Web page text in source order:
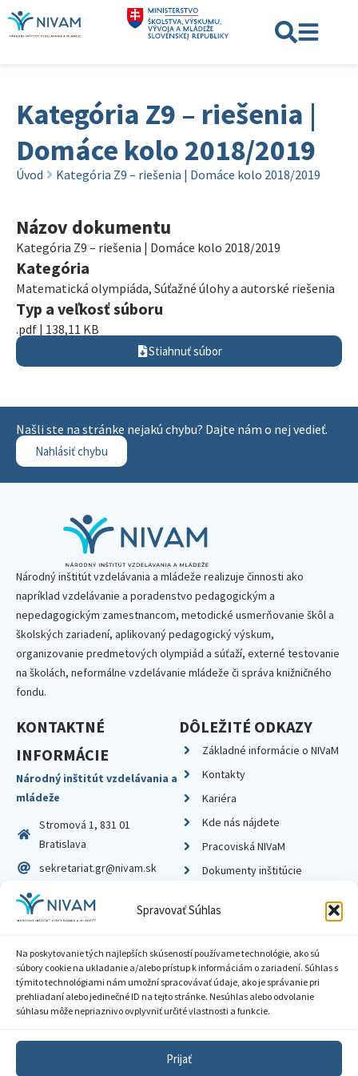
Spravovať Súhlas
Na poskytovanie tých najlepších skúseností používame technológie, ako sú
súbory cookie na ukladanie a/alebo prístup k informáciám o zariadení. Súhlas s
týmito technológiami nám umožní spracovávať údaje, ako je správanie pri
prehliadaní alebo jedinečné ID na tejto stránke. Nesúhlas alebo odvolanie
súhlasu môže nepriaznivo ovplyvniť určité vlastnosti a funkcie.
Prijať
Kategória Z9 – riešenia |
Domáce kolo 2018/2019
Úvod Kategória Z9 – riešenia | Domáce kolo 2018/2019
Názov dokumentu
Kategória Z9 – riešenia | Domáce kolo 2018/2019
Kategória
Matematická olympiáda, Súťažné úlohy a autorské riešenia
Typ a veľkosť súboru
.pdf | 138,11 KB
Stiahnuť súbor
Našli ste na stránke nejakú chybu? Dajte nám o nej vedieť.
Nahlásiť chybu
Národný inštitút vzdelávania a mládeže realizuje činnosti ako
napríklad vzdelávanie a poradenstvo pedagogickým a
nepedagogickým zamestnancom, metodické usmerňovanie škôl a
školských zariadení, aplikovaný pedagogický výskum,
organizovanie predmetových olympiád a súťaží, externé testovanie
na školách, neformálne vzdelávanie mládeže či správa knižničného
fondu.
KONTAKTNÉ
INFORMÁCIE
Národný inštitút vzdelávania a
mládeže
Stromová 1, 831 01
Bratislava
sekretariat.gr@nivam.sk
IČO: 00164348
DIČ: 2020798714
DÔLEŽITÉ ODKAZY
Základné informácie o NIVaM
Kontakty
Kariéra
Kde nás nájdete
Pracoviská NIVaM
Dokumenty inštitúcie
Zásady ochrany súkromia
Sprístupnenie informácií